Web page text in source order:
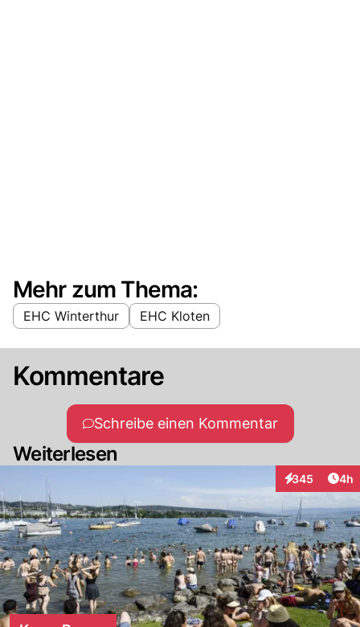
Mehr zum Thema:
EHC Winterthur EHC Kloten
Kommentare
Schreibe einen Kommentar
Weiterlesen
345
Interaktionen
4h